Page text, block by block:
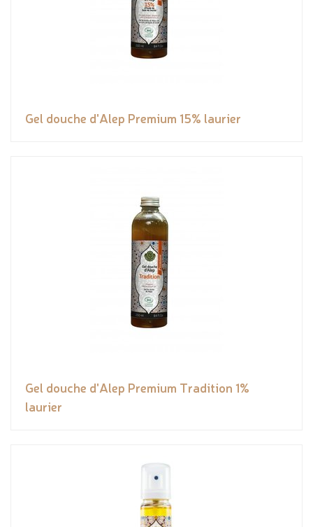
Gel douche d'Alep Premium 15% laurier
Gel douche d'Alep Premium Tradition 1%
laurier